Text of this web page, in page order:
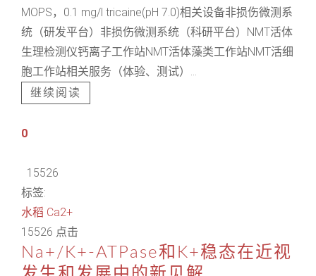
MOPS，0.1 mg/l tricaine(pH 7.0)相关设备非损伤微测系
统（研发平台）非损伤微测系统（科研平台）NMT活体
生理检测仪钙离子工作站NMT活体藻类工作站NMT活细
胞工作站相关服务（体验、测试）...
继续阅读
0
15526
标签:
水稻 Ca2+
15526 点击
Na+/K+-ATPase和K+稳态在近视